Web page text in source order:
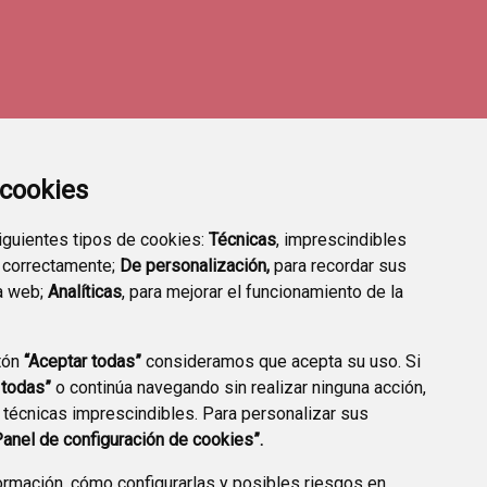
tipos de cookies: Técnicas, imprescindibles
De personalización, para recordar sus
web; Analíticas, para mejorar el funcionamiento de la
“Aceptar todas” consideramos que acepta su uso. Si
o continúa navegando sin realizar ninguna acción,
imprescindibles. Para personalizar sus
de configuración de cookies”.
TRANSPARENCIA FARMACIAS DE GUARDIA